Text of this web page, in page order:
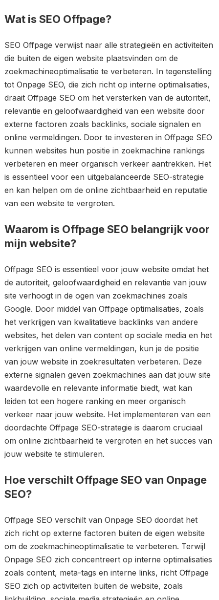
Wat is SEO Offpage?
SEO Offpage verwijst naar alle strategieën en activiteiten
die buiten de eigen website plaatsvinden om de
zoekmachineoptimalisatie te verbeteren. In tegenstelling
tot Onpage SEO, die zich richt op interne optimalisaties,
draait Offpage SEO om het versterken van de autoriteit,
relevantie en geloofwaardigheid van een website door
externe factoren zoals backlinks, sociale signalen en
online vermeldingen. Door te investeren in Offpage SEO
kunnen websites hun positie in zoekmachine rankings
verbeteren en meer organisch verkeer aantrekken. Het
is essentieel voor een uitgebalanceerde SEO-strategie
en kan helpen om de online zichtbaarheid en reputatie
van een website te vergroten.
Waarom is Offpage SEO belangrijk voor
mijn website?
Offpage SEO is essentieel voor jouw website omdat het
de autoriteit, geloofwaardigheid en relevantie van jouw
site verhoogt in de ogen van zoekmachines zoals
Google. Door middel van Offpage optimalisaties, zoals
het verkrijgen van kwalitatieve backlinks van andere
websites, het delen van content op sociale media en het
verkrijgen van online vermeldingen, kun je de positie
van jouw website in zoekresultaten verbeteren. Deze
externe signalen geven zoekmachines aan dat jouw site
waardevolle en relevante informatie biedt, wat kan
leiden tot een hogere ranking en meer organisch
verkeer naar jouw website. Het implementeren van een
doordachte Offpage SEO-strategie is daarom cruciaal
om online zichtbaarheid te vergroten en het succes van
jouw website te stimuleren.
Hoe verschilt Offpage SEO van Onpage
SEO?
Offpage SEO verschilt van Onpage SEO doordat het
zich richt op externe factoren buiten de eigen website
om de zoekmachineoptimalisatie te verbeteren. Terwijl
Onpage SEO zich concentreert op interne optimalisaties
zoals content, meta-tags en interne links, richt Offpage
SEO zich op activiteiten buiten de website, zoals